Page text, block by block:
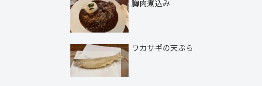
胸肉煮込み
ワカサギの天ぷら